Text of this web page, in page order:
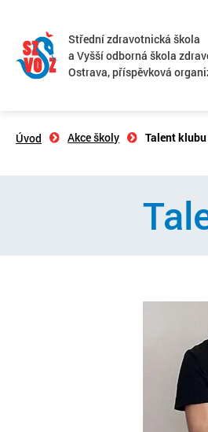
Střední zdravotnická škola
a Vyšší odborná škola
Ostrava, příspěvková
Úvod Akce školy Talent